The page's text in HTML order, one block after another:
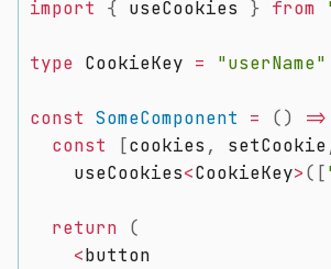
import { useCookies } from
type CookieKey = "userName"
const SomeComponent = () =>
const
[cookies , setCookie
    useCookies
<CookieKey>( [
return
(
<button